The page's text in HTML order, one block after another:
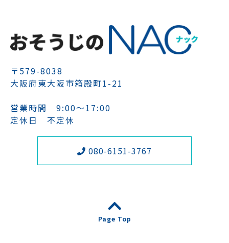
〒579-8038
大阪府東大阪市箱殿町1-21
営業時間 9:00～17:00
定休日 不定休
080-6151-3767
Page Top